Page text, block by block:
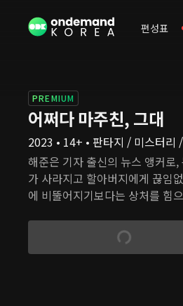
편성표
PREMIUM
어쩌다 마주친, 그대
2023 • 14+ • 판타지 / 미스터리
해준은 기자 출신의 뉴스 앵커로
가 사라지고 할아버지에게 끊임
에 비뚤어지기보다는 상처를 힘
다. 출판사 편집자로 일하는 윤
윤영의 삶은 어느 날 엄마의 시